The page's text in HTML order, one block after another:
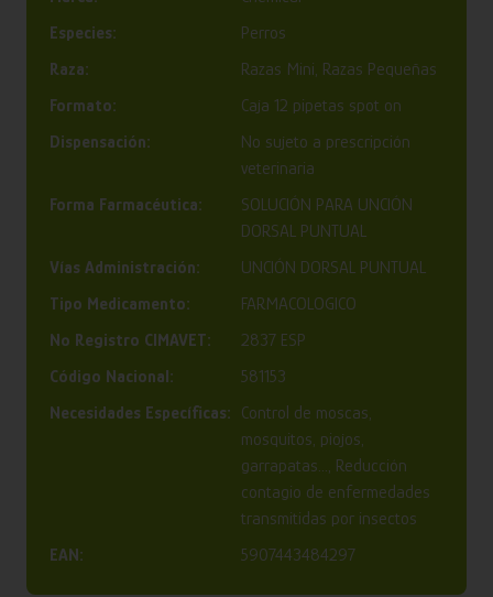
Especies:
Perros
Raza:
Razas Mini, Razas Pequeñas
Formato:
Caja 12 pipetas spot on
Dispensación:
No sujeto a prescripción
veterinaria
Forma Farmacéutica:
SOLUCIÓN PARA UNCIÓN
DORSAL PUNTUAL
Vías Administración:
UNCIÓN DORSAL PUNTUAL
Tipo Medicamento:
FARMACOLOGICO
Nº Registro CIMAVET:
2837 ESP
Código Nacional:
581153
Necesidades Específicas:
Control de moscas,
mosquitos, piojos,
garrapatas..., Reducción
contagio de enfermedades
transmitidas por insectos
EAN:
5907443484297